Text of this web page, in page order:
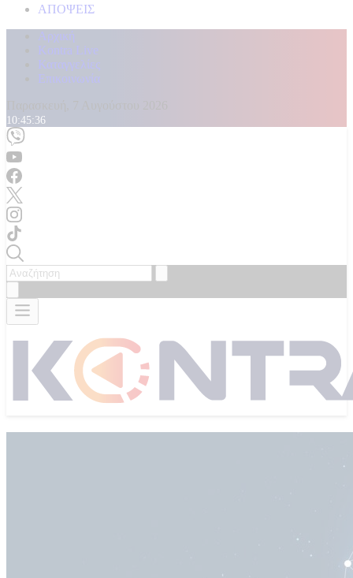
ΑΠΟΨΕΙΣ
Αρχική
Kontra Live
Καταγγελίες
Επικοινωνία
10:45:37